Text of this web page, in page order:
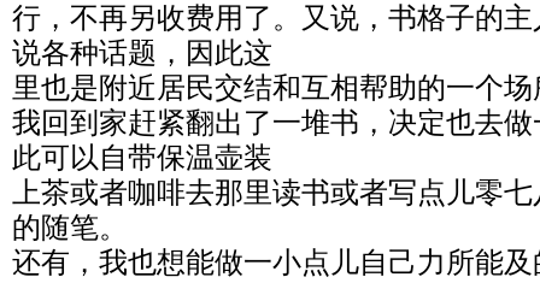
行，不再另收费用了。又说，书格子的
说各种话题，因此这
里也是附近居民交结和互相帮助的一个场
我回到家赶紧翻出了一堆书，决定也去
此可以自带保温壶装
上茶或者咖啡去那里读书或者写点儿零
的随笔。
还有，我也想能做一小点儿自己力所能